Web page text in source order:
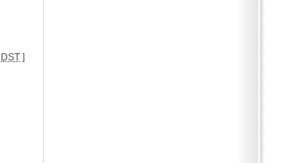
DST ]